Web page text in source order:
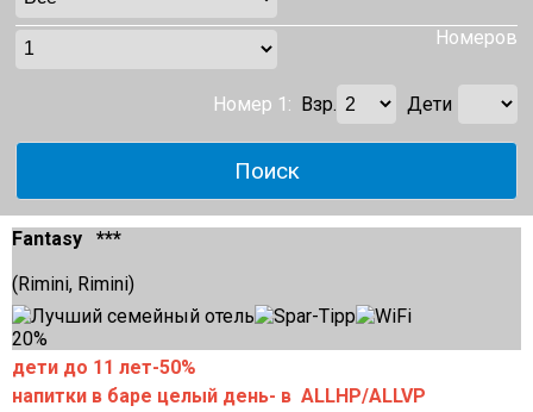
Номеров
Номер 1: Взр. Дети
Fantasy ***
(Rimini, Rimini)
20%
дети до 11 лет-50%
напитки в баре целый день- в ALLHP/ALLVP